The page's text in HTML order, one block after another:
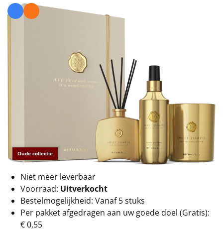
€45 tot €50
Alle kerstpakketten 2026
Thema
Origineel
Rituals
Oude collectie
Niet meer leverbaar
Voorraad: Uitverkocht
Bestelmogelijkheid: Vanaf 5 stuks
Per pakket afgedragen aan uw goede doel (Gratis):
€ 0,55